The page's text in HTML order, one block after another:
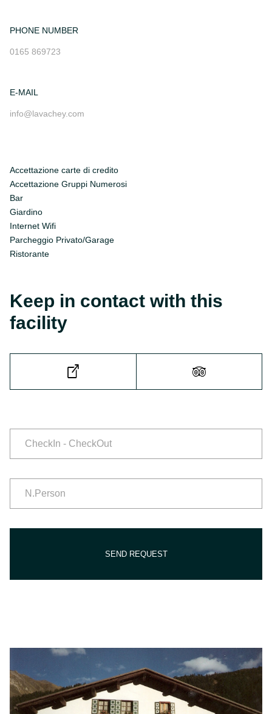
PHONE NUMBER
0165 869723
E-MAIL
info@lavachey.com
Accettazione carte di credito
Accettazione Gruppi Numerosi
Bar
Giardino
Internet Wifi
Parcheggio Privato/Garage
Ristorante
Keep in contact with this
facility